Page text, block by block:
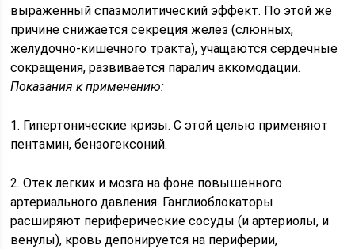
выраженный спазмолитический эффект. По этой же
причине снижается секреция желез (слюнных,
желудочно-кишечного тракта), учащаются сердечные
сокращения, развивается паралич аккомодации.
Показания к применению:
1. Гипертонические кризы. С этой целью применяют
пентамин, бензогексоний.
2. Отек легких и мозга на фоне повышенного
артериального давления. Ганглиоблокаторы
расширяют периферические сосуды (и артериолы, и
венулы), кровь депонируется на периферии,